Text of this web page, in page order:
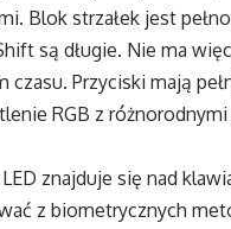
Blok strzałek jest
są długie. Nie ma
Przyciski mają
RGB z
znajduje się nad
z biometrycznych